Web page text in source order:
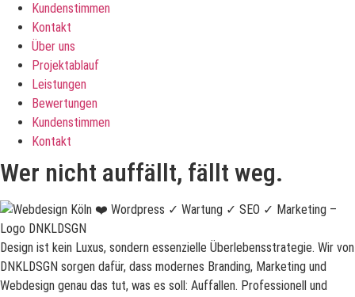
Kundenstimmen
Kontakt
Über uns
Projektablauf
Leistungen
Bewertungen
Kundenstimmen
Kontakt
Wer nicht auffällt, fällt weg.
Design ist kein Luxus, sondern essenzielle Überlebensstrategie. Wir von
DNKLDSGN sorgen dafür, dass modernes Branding, Marketing und
Webdesign genau das tut, was es soll: Auffallen. Professionell und